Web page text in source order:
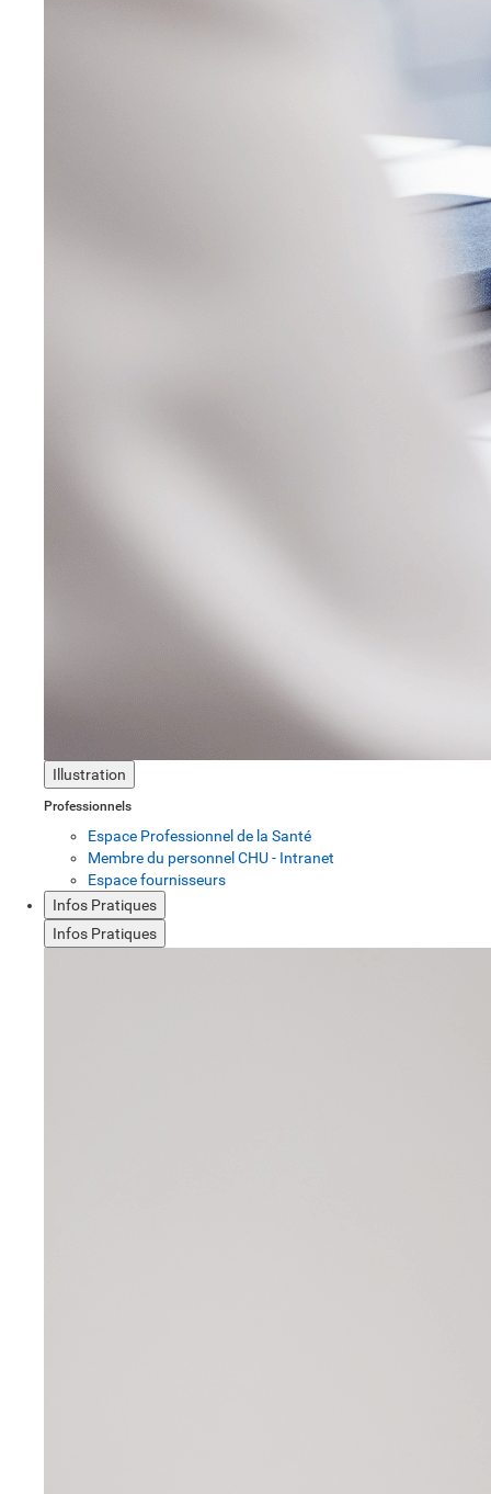
Illustration
Professionnels
Espace Professionnel de la Santé
Membre du personnel CHU - Intranet
Espace fournisseurs
Infos Pratiques
Infos Pratiques